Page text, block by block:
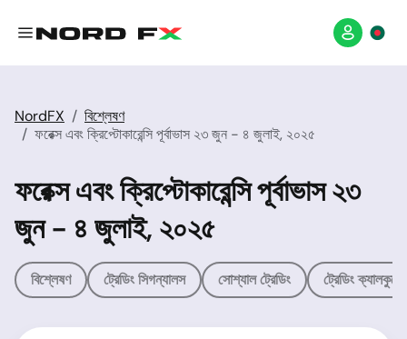
NordFX
বিশ্লেষণ
ফরেক্স এবং ক্রিপ্টোকারেন্সি পূর্বাভাস ২৩ জুন - ৪ জুলাই, ২০২৫
ফরেক্স এবং ক্রিপ্টোকারেন্সি পূর্বাভাস ২৩
জুন - ৪ জুলাই, ২০২৫
বিশ্লেষণ ট্রেডিং সিগন্যালস সোশ্যাল ট্রেডিং ট্রেডিং